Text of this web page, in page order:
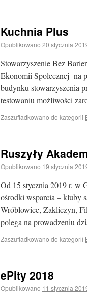
Kuchnia Plus
Opublikowano 20 stycznia
Stowarzyszenie Bez
Ekonomii Społecznej na
budynku stowarzyszenia
testowaniu możliwości
Zaszufladkowano do kategorii
Ruszyły
Opublikowano 19 stycznia
Od 15 stycznia 2019 r.
ośrodki wsparcia – kluby
Wróblowice, Zakliczyn,
polega na prowadzeniu
Zaszufladkowano do kategorii
ePity 2018
Opublikowano 11 stycznia